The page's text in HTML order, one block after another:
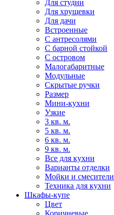
Для студии
Для хрущевки
Для дачи
Встроенные
С антресолями
С барной стойкой
С островом
Малогабаритные
Модульные
Скрытые ручки
Размер
Мини-кухни
Узкие
3 кв. м.
5 кв. м.
6 кв. м.
9 кв. м.
Все для кухни
Варианты отделки
Мойки и смесители
Техника для кухни
Шкафы-купе
Цвет
Коричневые